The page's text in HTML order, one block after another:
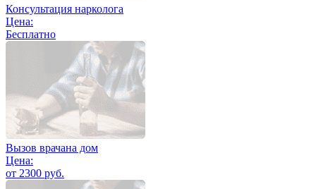
Консультация нарколога
Цена:
Бесплатно
Вызов врачана дом
Цена:
от 2300 руб.